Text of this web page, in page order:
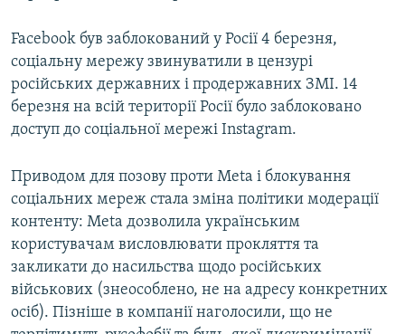
Facebook був заблокований у Росії 4 березня,
соціальну мережу звинуватили в цензурі
російських державних і продержавних ЗМІ. 14
березня на всій території Росії було заблоковано
доступ до соціальної мережі Instagram.
Приводом для позову проти Meta і блокування
соціальних мереж стала зміна політики модерації
контенту: Meta дозволила українським
користувачам висловлювати прокляття та
закликати до насильства щодо російських
військових (знеособлено, не на адресу конкретних
осіб). Пізніше в компанії наголосили, що не